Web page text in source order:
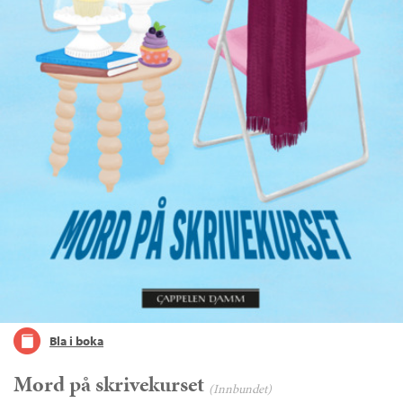
Bla i boka
Mord på skrivekurset (Innbundet)